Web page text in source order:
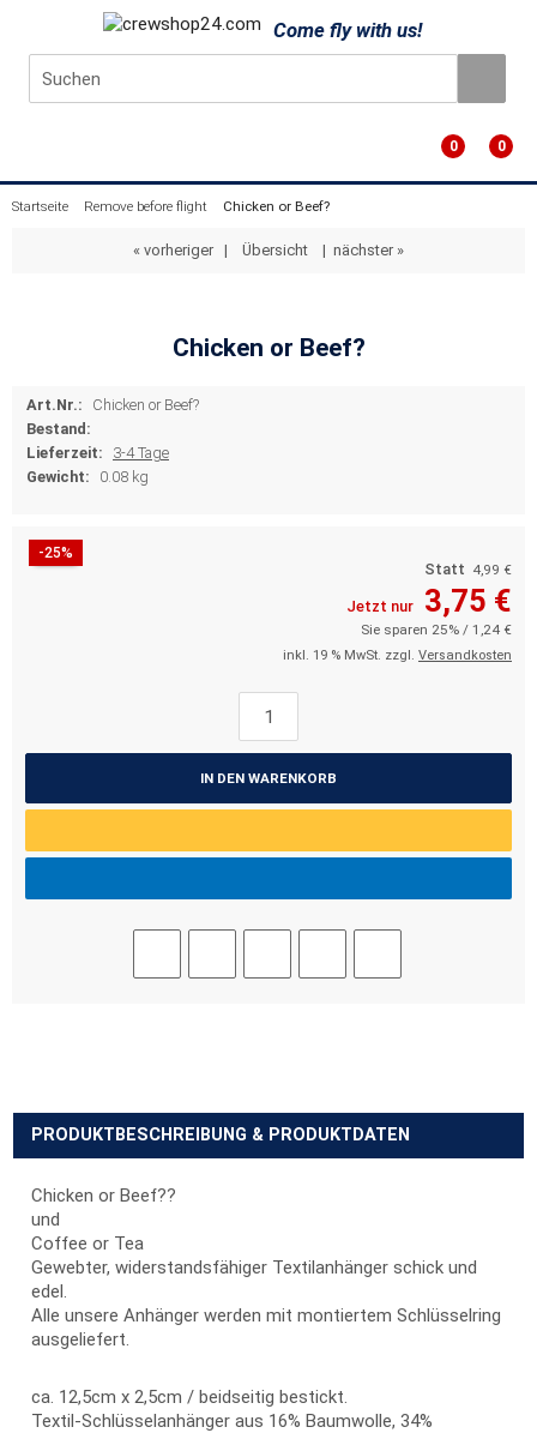
Come fly with us!
0
0
Startseite Remove before flight Chicken or Beef?
« vorheriger | Übersicht | nächster »
Chicken or Beef?
Art.Nr.:
Chicken or Beef?
Bestand:
Lieferzeit:
3-4 Tage
Gewicht:
0.08 kg
-25%
Statt 4,99 €
Jetzt nur 3,75 €
Sie sparen 25% / 1,24 €
inkl. 19 % MwSt. zzgl. Versandkosten
IN DEN WARENKORB
PRODUKTBESCHREIBUNG & PRODUKTDATEN
Chicken or Beef??
und
Coffee or Tea
Gewebter, widerstandsfähiger Textilanhänger schick und
edel.
Alle unsere Anhänger werden mit montiertem Schlüsselring
ausgeliefert.
ca. 12,5cm x 2,5cm / beidseitig bestickt.
Textil-Schlüsselanhänger aus 16% Baumwolle, 34%